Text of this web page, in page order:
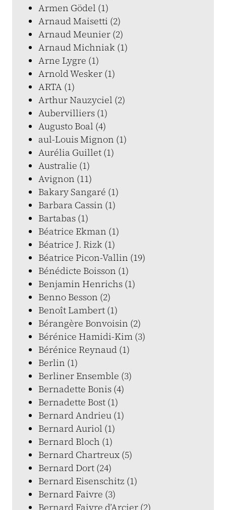
Armen Gödel (1)
Arnaud Maisetti (2)
Arnaud Meunier (2)
Arnaud Michniak (1)
Arne Lygre (1)
Arnold Wesker (1)
ARTA (1)
Arthur Nauzyciel (2)
Aubervilliers (1)
Augusto Boal (4)
aul-Louis Mignon (1)
Aurélia Guillet (1)
Australie (1)
Avignon (11)
Bakary Sangaré (1)
Barbara Cassin (1)
Bartabas (1)
Béatrice Ekman (1)
Béatrice J. Rizk (1)
Béatrice Picon-Vallin (19)
Bénédicte Boisson (1)
Benjamin Henrichs (1)
Benno Besson (2)
Benoît Lambert (1)
Bérangère Bonvoisin (2)
Bérénice Hamidi-Kim (3)
Bérénice Reynaud (1)
Berlin (1)
Berliner Ensemble (3)
Bernadette Bonis (4)
Bernadette Bost (1)
Bernard Andrieu (1)
Bernard Auriol (1)
Bernard Bloch (1)
Bernard Chartreux (5)
Bernard Dort (24)
Bernard Eisenschitz (1)
Bernard Faivre (3)
Bernard Faivre d’Arcier (2)